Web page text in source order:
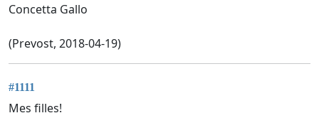
Concetta Gallo
(Prevost, 2018-04-19)
#1111
Mes filles!